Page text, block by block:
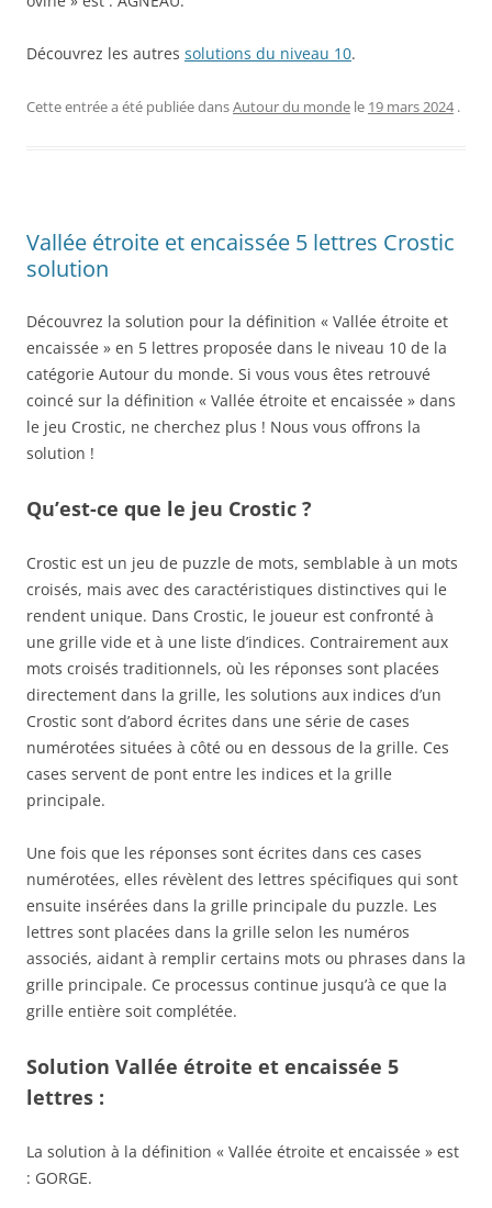
Découvrez les autres solutions du niveau 10.
Cette entrée a été publiée dansAutour du monde le 19 mars 2024 .
Vallée étroite et encaissée 5 lettres Crostic
solution
Découvrez la solution pour la définition « Vallée étroite et
encaissée » en 5 lettres proposée dans le niveau 10 de la
catégorie Autour du monde. Si vous vous êtes retrouvé
coincé sur la définition « Vallée étroite et encaissée » dans
le jeu Crostic, ne cherchez plus ! Nous vous offrons la
solution !
Qu’est-ce que le jeu Crostic ?
Crostic est un jeu de puzzle de mots, semblable à un mots
croisés, mais avec des caractéristiques distinctives qui le
rendent unique. Dans Crostic, le joueur est confronté à
une grille vide et à une liste d’indices. Contrairement aux
mots croisés traditionnels, où les réponses sont placées
directement dans la grille, les solutions aux indices d’un
Crostic sont d’abord écrites dans une série de cases
numérotées situées à côté ou en dessous de la grille. Ces
cases servent de pont entre les indices et la grille
principale.
Une fois que les réponses sont écrites dans ces cases
numérotées, elles révèlent des lettres spécifiques qui sont
ensuite insérées dans la grille principale du puzzle. Les
lettres sont placées dans la grille selon les numéros
associés, aidant à remplir certains mots ou phrases dans la
grille principale. Ce processus continue jusqu’à ce que la
grille entière soit complétée.
Solution Vallée étroite et encaissée 5
lettres :
La solution à la définition « Vallée étroite et encaissée » est
: GORGE.